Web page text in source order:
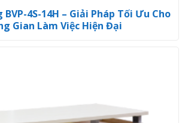
BVP-4S-14H – Giải Pháp Tối Ưu Cho
Gian Làm Việc Hiện Đại